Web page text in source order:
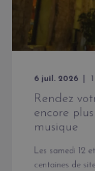
6 juil. 2026 1
Rendez
encore
musique
Les samedi 12
centaines de